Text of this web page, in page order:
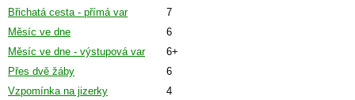
Břichatá cesta - přímá var
7
Měsíc ve dne
6
Měsíc ve dne - výstupová var
6+
Přes dvě žáby
6
Vzpomínka na jizerky
4